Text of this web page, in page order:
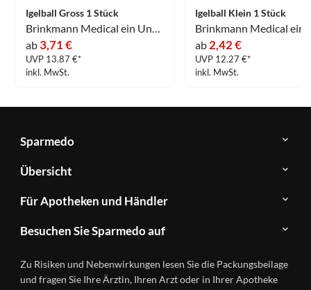
Igelball Gross 1 Stück
Brinkmann Medical ein Unternehmen der Dr. Junghans Medical GmbH
ab 3,71 €
UVP 13.87 €*
inkl. MwSt.
Igelball Klein 1 Stück
ab 2,42 €
UVP 12.27 €*
inkl. MwSt.
Sparmedo
Über
Sparmedo
FAQ
Kontakt
Datenschutz
Nutzungsbedingungen
Übersicht
Herstellerverzeichnis
Produkte
A-
Ratgeber
Wirkstoffe
Für Apotheken und Händler
&
Händlerlogin
Besuchen Sie Sparmedo auf
Instagram
Zu Risiken und Nebenwirkungen lesen Sie die Packungsbeilage
und fragen Sie Ihre Ärztin, Ihren Arzt oder in Ihrer Apotheke